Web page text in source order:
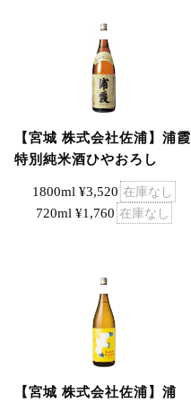
【宮城 株式会社佐浦】浦霞
特別純米酒ひやおろし
1800ml ¥3,520 在庫なし
720ml ¥1,760 在庫なし
【宮城 株式会社佐浦】浦